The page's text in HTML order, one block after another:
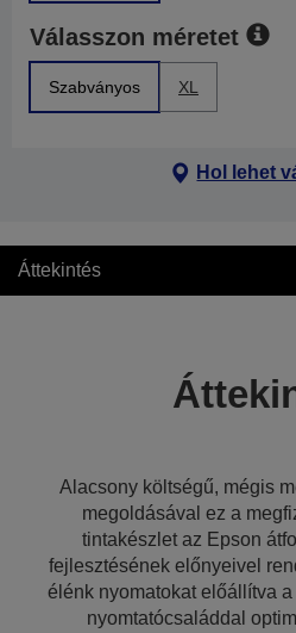
Válasszon méretet
Szabványos XL
Hol lehet
Áttekintés
Alacsony költségű, mégis
megoldásával ez a
tintakészlet az Epson
fejlesztésének előnyeivel
élénk nyomatokat előállítva
nyomtatócsaláddal